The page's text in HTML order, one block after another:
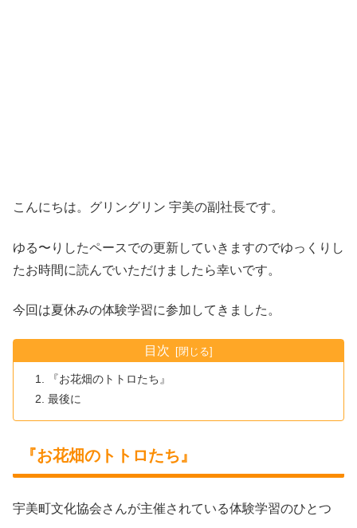
こんにちは。グリングリン 宇美の副社長です。
ゆる〜りしたペースでの更新していきますのでゆっくりし
たお時間に読んでいただけましたら幸いです。
今回は夏休みの体験学習に参加してきました。
目次
『お花畑のトトロたち』
最後に
『お花畑のトトロたち』
宇美町文化協会さんが主催されている体験学習のひとつ